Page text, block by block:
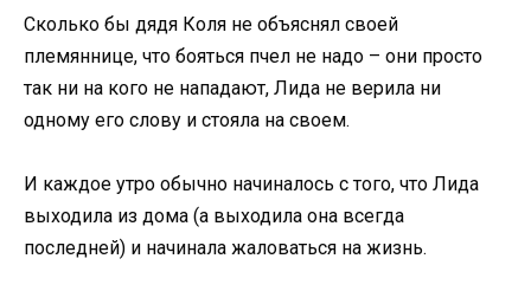
Сколько бы дядя Коля не объяснял своей
племяннице, что бояться пчел не надо – они просто
так ни на кого не нападают, Лида не верила ни
одному его слову и стояла на своем.
И каждое утро обычно начиналось с того, что Лида
выходила из дома (а выходила она всегда
последней) и начинала жаловаться на жизнь.